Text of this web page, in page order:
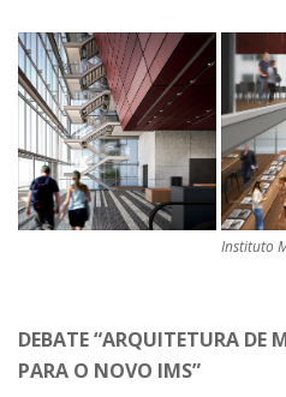
Instituto
DEBATE “ARQUITETURA DE
PARA O NOVO IMS”